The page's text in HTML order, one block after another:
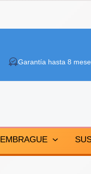
Garantía hasta 8
EMBRAGUE